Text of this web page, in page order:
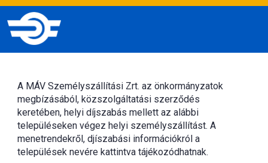
A MÁV Személyszállítási Zrt. az önkormányzatok
megbízásából, közszolgáltatási szerződés
keretében, helyi díjszabás mellett az alábbi
településeken végez helyi személyszállítást. A
menetrendekről, djíszabási információkról a
települések nevére kattintva tájékozódhatnak.